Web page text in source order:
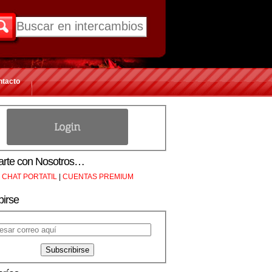
con Nosotros…
CHAT PORTATIL | CUENTAS PREMIUM